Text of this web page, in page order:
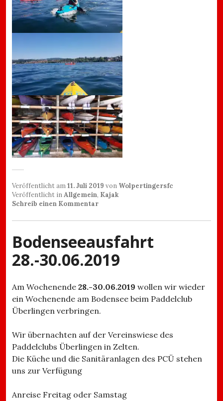
Veröffentlicht am11. Juli 2019 von Wolpertingersfc
Veröffentlicht inAllgemein, Kajak
Schreib einen Kommentar
Bodenseeausfahrt
28.-30.06.2019
Am Wochenende 28.-30.06.2019 wollen wir wieder
ein Wochenende am Bodensee beim Paddelclub
Überlingen verbringen.
Wir übernachten auf der Vereinswiese des
Paddelclubs Überlingen in Zelten.
Die Küche und die Sanitäranlagen des PCÜ stehen
uns zur Verfügung
Anreise Freitag oder Samstag